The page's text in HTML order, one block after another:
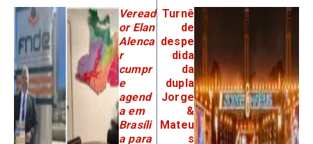
Veread
or Elan
Alenca
r
cumpr
e
agend
a em
Brasíli
a para
Turnê
de
despe
dida
da
dupla
Jorge
&
Mateu
s